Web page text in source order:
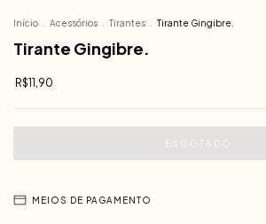
Início Acessórios Tirantes Tirante Gingibre.
Tirante Gingibre.
R$11,90
MEIOS DE PAGAMENTO